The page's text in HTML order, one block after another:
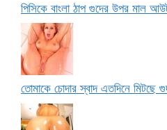
পিসিকে বাংলা ঠাপ গুদের উপর মাল
তোমাকে চোদার স্বাদ এতদিনে মিটছে